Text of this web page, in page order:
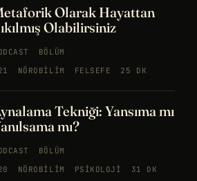
Olarak Hayattan
Olabilirsiniz
BÖLÜM
NÖROBILIM FELSEFE 25 DK
Tekniği: Yansıma mı
mı?
BÖLÜM
NÖROBILIM PSIKOLOJI 31 DK